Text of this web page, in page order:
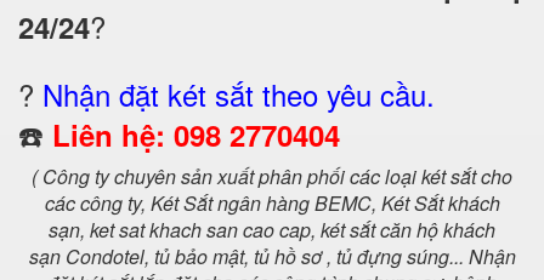
24/24?
? Nhận đặt két sắt theo yêu cầu.
☎️ Liên hệ: 098 2770404
( Công ty chuyên sản xuất phân phối các loại két sắt cho
các công ty, Két Sắt ngân hàng BEMC, Két Sắt khách
sạn, ket sat khach san cao cap, két sắt căn hộ khách
sạn Condotel, tủ bảo mật, tủ hồ sơ , tủ đựng súng... Nhận